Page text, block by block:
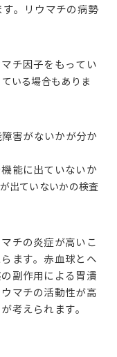
。リウマチの病勢
チ因子をもってい
ている場合もありま
害がないかが分か
能に出ていないか
出ていないかの検査
チの炎症が高いこ
ます。赤血球とヘ
副作用による胃潰
マチの活動性が高
考えられます。